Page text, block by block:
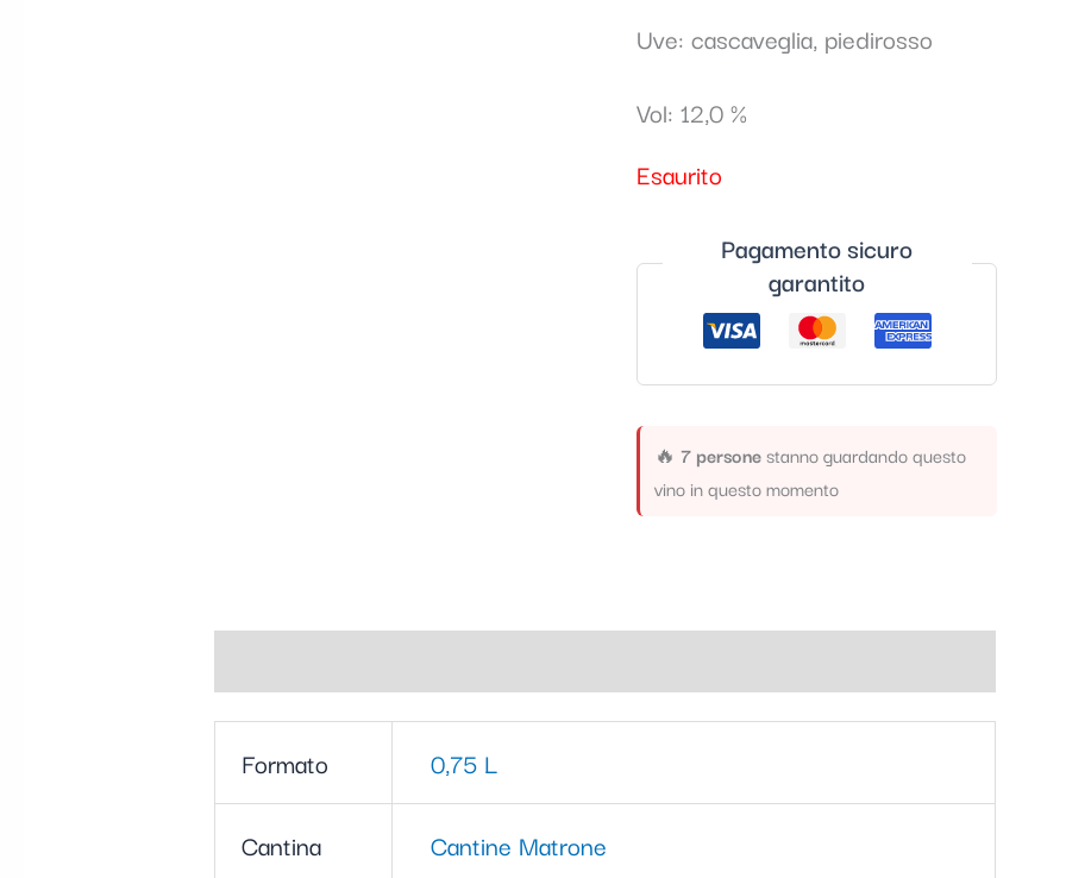
Uve: cascaveglia, piedirosso
Vol: 12,0 %
Esaurito
Pagamento sicuro
garantito
🔥7 personestanno guardando questo
vino in questo momento
Formato 0,75 L
Cantina Cantine Matrone